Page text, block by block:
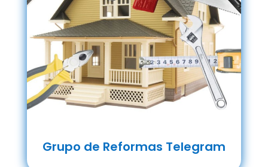
Grupo de Reformas Telegram